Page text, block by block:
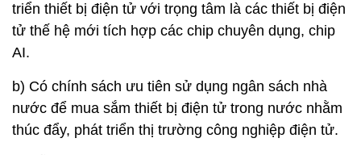
triển thiết bị điện tử với trọng tâm là các thiết bị điện
tử thế hệ mới tích hợp các chip chuyên dụng, chip
AI.
b) Có chính sách ưu tiên sử dụng ngân sách nhà
nước để mua sắm thiết bị điện tử trong nước nhằm
thúc đẩy, phát triển thị trường công nghiệp điện tử.